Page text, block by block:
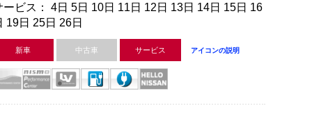
ービス： 4日 5日 10日 11日 12日 13日 14日 15日 16
19日 25日 26日
新車 中古車 サービス アイコンの説明